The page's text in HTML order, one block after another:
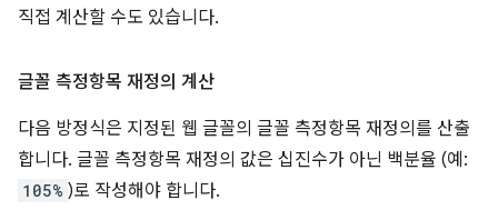
직접 계산할 수도 있습니다.
글꼴 측정항목 재정의 계산
다음 방정식은 지정된 웹 글꼴의 글꼴 측정항목 재정의를 산출
합니다. 글꼴 측정항목 재정의 값은 십진수가 아닌 백분율 (예:
105% )로 작성해야 합니다.